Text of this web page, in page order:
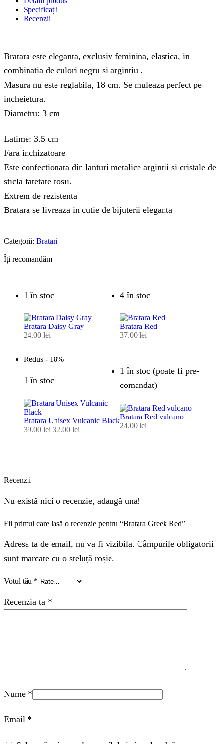
Specificații
Recenzii
Bratara este eleganta, exclusiv feminina, elastica, in
combinatia de culori negru si argintiu .
Masura nu este reglabila, 18 cm. Se muleaza perfect pe
incheietura.
Diametru: 3 cm
Latime: 3.5 cm
Fara inchizatoare
Este confectionata din lanturi metalice argintii si cristale de
sticla fatetate rosii.
Extrem de rezistenta
Bratara se livreaza in cutie de bijuterii eleganta
Categorii: Bratari
Îți recomandăm
1 în stoc
Bratara Daisy Gray
24.00 lei
4 în stoc
Bratara Red
37.00 lei
Redus - 18%
1 în stoc
Bratara Unisex Vulcanic Black
39.00lei 32.00 lei
1 în stoc (poate fi pre-
comandat)
Bratara Red vulcano
24.00 lei
Recenzii
Nu există nici o recenzie, adaugă una!
Fii primul care lasă o recenzie pentru “Bratara Greek Red”
Adresa ta de email, nu va fi vizibila. Câmpurile obligatorii
sunt marcate cu o steluță roșie.
Votul tău *
Recenzia ta *
Nume *
Email *